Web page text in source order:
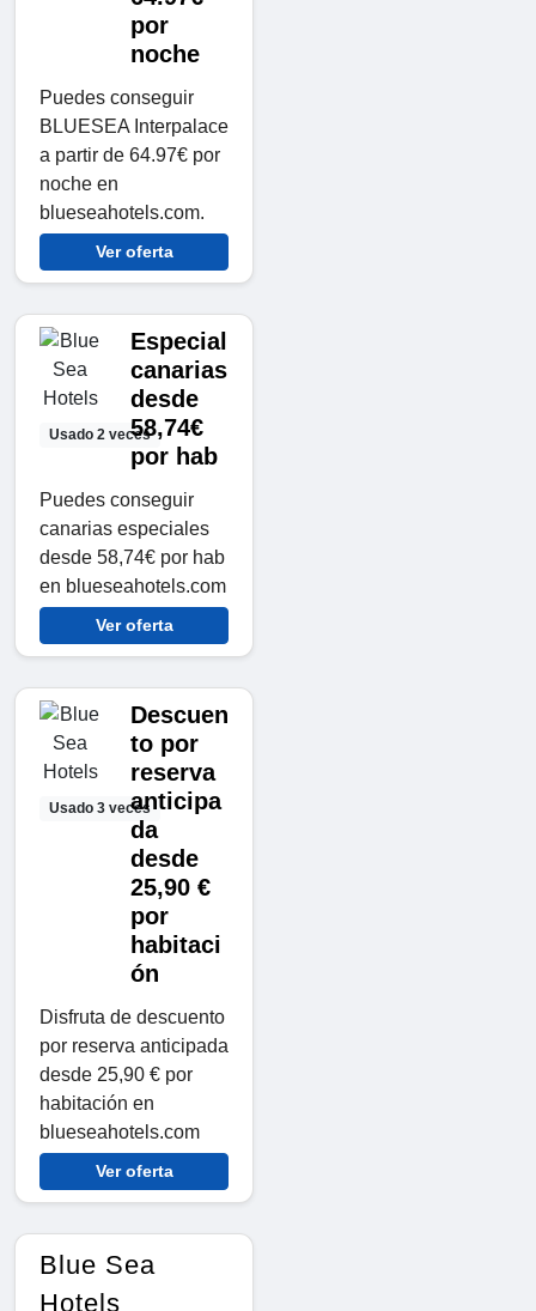
por
noche
Puedes conseguir
BLUESEA Interpalace
a partir de 64.97€ por
noche en
blueseahotels.com.
Ver oferta
Usado 2 veces
Especial
canarias
desde
58,74€
por hab
Puedes conseguir
canarias especiales
desde 58,74€ por hab
en blueseahotels.com
Ver oferta
Usado 3 veces
Descuen
to por
reserva
anticipa
da
desde
25,90 €
por
habitaci
ón
Disfruta de descuento
por reserva anticipada
desde 25,90 € por
habitación en
blueseahotels.com
Ver oferta
Blue Sea
Hotels